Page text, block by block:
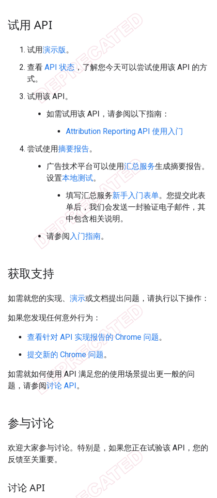
试用 API
试用演示版 。
查看 API 状态，了解您今天可以尝试使用该 API 的方
式。
试用该 API。
如需试用该 API，请参阅以下指南：
Attribution Reporting API 使用入门
尝试使用摘要报告。
广告技术平台可以使用汇总服务生成摘要报告。
设置本地测试。
填写汇总服务新手入门表单。您提交此表
单后，我们会发送一封验证电子邮件，其
中包含相关说明。
请参阅 入门指南。
获取支持
如需就您的实现、 演示或文档提出问题，请执行以下操作：
如果您发现任何意外行为：
查看针对 API 实现报告的 Chrome 问题。
提交新的 Chrome 问题。
如需就如何使用 API 满足您的使用场景提出更一般的问
题，请参阅讨论 API。
参与讨论
欢迎大家参与讨论。特别是，如果您正在试验该 API，您的
反馈至关重要。
讨论 API